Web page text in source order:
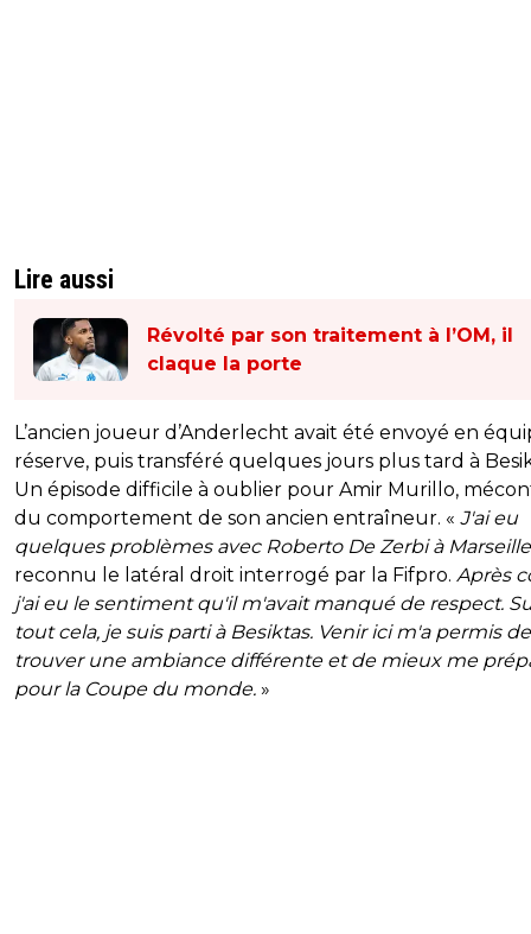
Lire aussi
Révolté par son traitement à l’OM, il
claque la porte
L’ancien joueur d’Anderlecht avait été envoyé en
réserve, puis transféré quelques jours plus tard à
Un épisode difficile à oublier pour Amir Murillo,
du comportement de son ancien entraîneur. « J'ai eu
quelques problèmes avec Roberto De Zerbi à Marseille
reconnu le latéral droit interrogé par la Fifpro. Après
j'ai eu le sentiment qu'il m'avait manqué de respect.
tout cela, je suis parti à Besiktas. Venir ici m'a permis de
trouver une ambiance différente et de mieux me
pour la Coupe du monde. »